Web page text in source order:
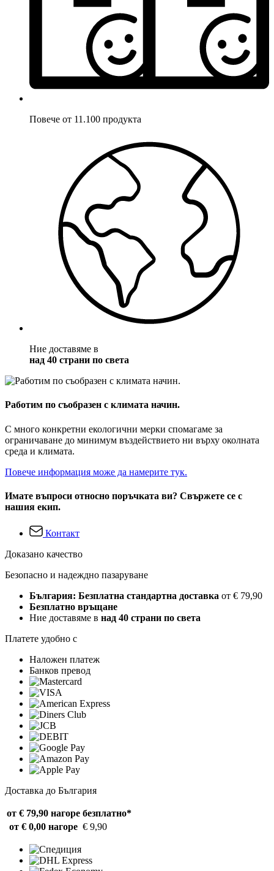
Повече от 11.100 продукта
Ние доставяме в
над 40 страни по света
Работим по съобразен с климата начин.
С много конкретни екологични мерки спомагаме за
ограничаване до минимум въздействието ни върху околната
среда и климата.
Повече информация може да намерите тук.
Имате въпроси относно поръчката ви? Свържете се с
нашия екип.
Контакт
Доказано качество
Безопасно и надеждно пазаруване
България: Безплатна стандартна доставка от € 79,90
Безплатно връщане
Ние доставяме в над 40 страни по света
Платете удобно с
Наложен платеж
Банков превод
Доставка до България
от € 79,90 нагоре безплатно*
от € 0,00 нагоре € 9,90